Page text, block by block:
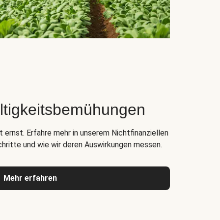
Erfahre mehr in unserem Nichtfinanziellen
und wie wir deren Auswirkungen messen.
Mehr erfahren